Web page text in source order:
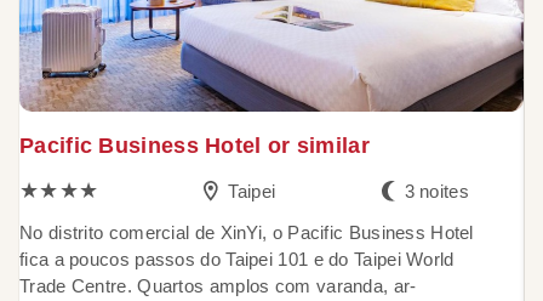
Pacific Business Hotel or similar
★★★★
Taipei 3 noites
No distrito comercial de XinYi, o Pacific Business Hotel
fica a poucos passos do Taipei 101 e do Taipei World
Trade Centre. Quartos amplos com varanda, ar-